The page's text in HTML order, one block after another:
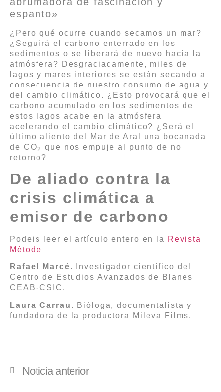
espanto»
¿Pero qué ocurre cuando secamos un mar?
¿Seguirá el carbono enterrado en los
sedimentos o se liberará de nuevo hacia la
atmósfera? Desgraciadamente, miles de
lagos y mares interiores se están secando a
consecuencia de nuestro consumo de agua y
del cambio climático. ¿Esto provocará que el
carbono acumulado en los sedimentos de
estos lagos acabe en la atmósfera
acelerando el cambio climático? ¿Será el
último aliento del Mar de Aral una bocanada
de CO 2
que nos empuje al punto de no
retorno?
De aliado contra la
crisis climática a
emisor de carbono
Podeis leer el artículo entero en la
Revista
Mètode
Rafael Marcé. Investigador científico del
Centro de Estudios Avanzados de Blanes
CEAB-CSIC.
Laura Carrau . Bióloga, documentalista y
fundadora de la productora Mileva Films.
Noticia anterior